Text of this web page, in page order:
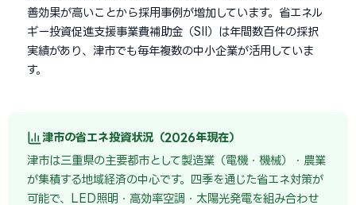
善効果が高いことから採用事例が増加しています。省エネル
ギー投資促進支援事業費補助金（SII）は年間数百件の採択
実績があり、津市でも毎年複数の中小企業が活用していま
す。
津市の省エネ投資状況（2026年現在）
津市は三重県の主要都市として製造業（電機・機械）・農業
が集積する地域経済の中心です。四季を通じた省エネ対策が
可能で、LED照明・高効率空調・太陽光発電を組み合わせ